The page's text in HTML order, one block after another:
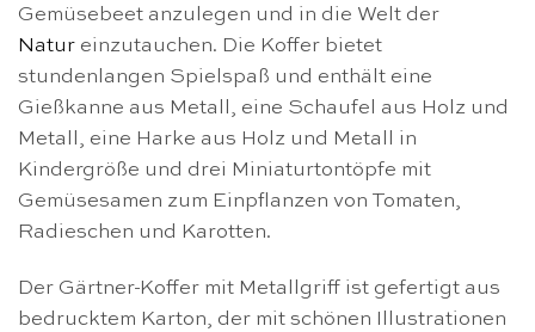
Gemüsebeet anzulegen und in die Welt der
Natur einzutauchen. Die Koffer bietet
stundenlangen Spielspaß und enthält eine
Gießkanne aus Metall, eine Schaufel aus Holz und
Metall, eine Harke aus Holz und Metall in
Kindergröße und drei Miniaturtontöpfe mit
Gemüsesamen zum Einpflanzen von Tomaten,
Radieschen und Karotten.
Der Gärtner-Koffer mit Metallgriff ist gefertigt aus
bedrucktem Karton, der mit schönen Illustrationen